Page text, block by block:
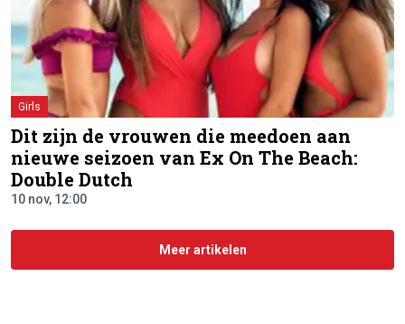
Girls
Dit zijn de vrouwen die meedoen aan
nieuwe seizoen van Ex On The Beach:
Double Dutch
10 nov, 12:00
Meer artikelen